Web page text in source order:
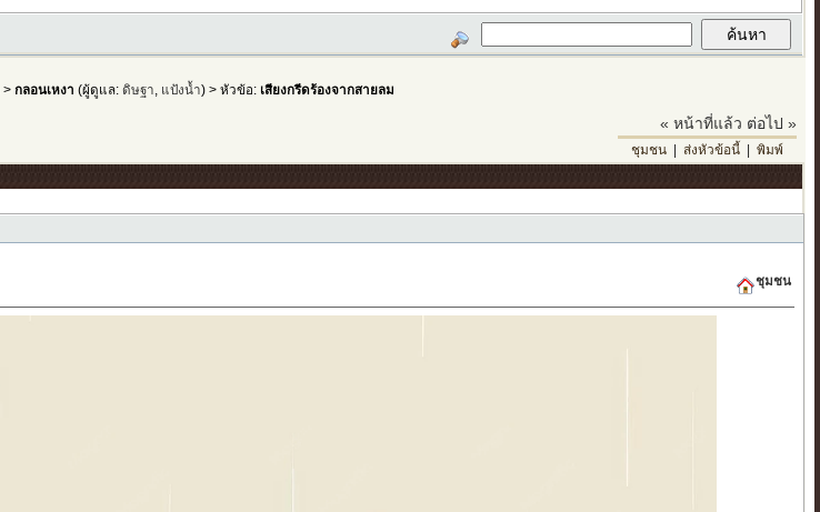
>กลอนเหงา (ผู้ดูแล:ดิษฐา แป้งน้ำ) > หัวข้อ: เสียงกรีดร้องจากสายลม
« หน้าที่แล้ว ต่อไป »
ชุมชน| ส่งหัวข้อนี้| พิมพ์
ชุมชน